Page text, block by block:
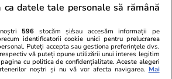
21:23
care le
ce să facă în
Vacanțe și
Pericol pe
Salonic,
ca datele tale personale să rămână
596 stocăm și/sau accesăm informații pe
identificatorii cookie unici pentru prelucrarea
Puteți accepta sau gestiona preferințele dvs.
vă puteți opune utilizării unui interes legitim
cu politica de confidențialitate. Aceste alegeri
noștri și nu vă vor afecta navigarea. Mai